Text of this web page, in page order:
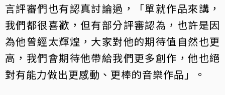
言評審們也有認真討論過，「單就作品來講，
我們都很喜歡，但有部分評審認為，也許是因
為他曾經太輝煌，大家對他的期待值自然也更
高，我們會期待他帶給我們更多創作，他也絕
對有能力做出更感動、更棒的音樂作品」。